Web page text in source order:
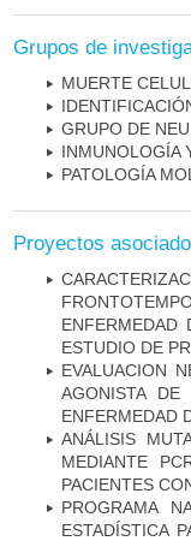
Grupos de
MUERTE
GRUPO DE
INMUNOLOGÍA
PATOLOGÍA
Proyectos
ENFERMEDAD
ESTUDIO DE
EVALUACION
AGONISTA
ENFERMEDAD
ANÁLISIS
MEDIANTE
PACIENTES
PROGRAMA
ESTADÍSTICA